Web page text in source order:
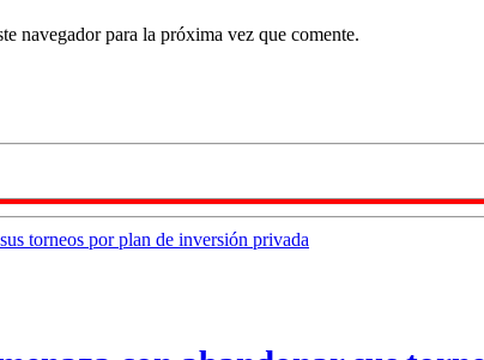
navegador para la próxima vez que comente.